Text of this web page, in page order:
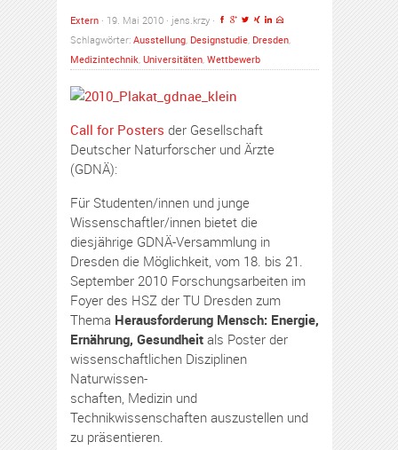
Extern · 19. Mai 2010 · jens.krzy ·
Schlagwörter: Ausstellung, Designstudie, Dresden,
Medizintechnik, Universitäten, Wettbewerb
Call for Posters der Gesellschaft
Deutscher Naturforscher und Ärzte
(GDNÄ):
Für Studenten/innen und junge
Wissenschaftler/innen bietet die
diesjährige GDNÄ-Versammlung in
Dresden die Möglichkeit, vom 18. bis 21.
September 2010 Forschungsarbeiten im
Foyer des HSZ der TU Dresden zum
Thema Herausforderung Mensch: Energie,
Ernährung, Gesundheit als Poster der
wissenschaftlichen Disziplinen
Naturwissen-
schaften, Medizin und
Technikwissenschaften auszustellen und
zu präsentieren.